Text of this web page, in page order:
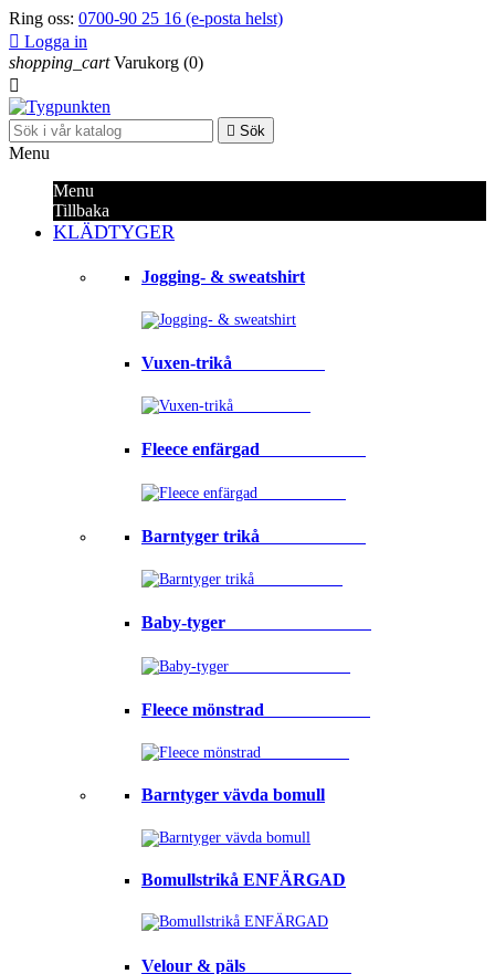
Ring oss: 0700-90 25 16 (e-posta helst)
 Logga in
shopping_cart Varukorg (0)

 Sök
Menu
Menu
Tillbaka
KLÄDTYGER
Jogging- & sweatshirt
Vuxen-trikå⠀⠀⠀⠀⠀⠀⠀
Fleece enfärgad⠀⠀⠀⠀⠀⠀⠀⠀
Barntyger trikå⠀⠀⠀⠀⠀⠀⠀⠀
Baby-tyger⠀⠀⠀⠀⠀⠀⠀⠀⠀⠀⠀
Fleece mönstrad⠀⠀⠀⠀⠀⠀⠀⠀
Barntyger vävda bomull
Bomullstrikå ENFÄRGAD
Velour & päls⠀⠀⠀⠀⠀⠀⠀⠀